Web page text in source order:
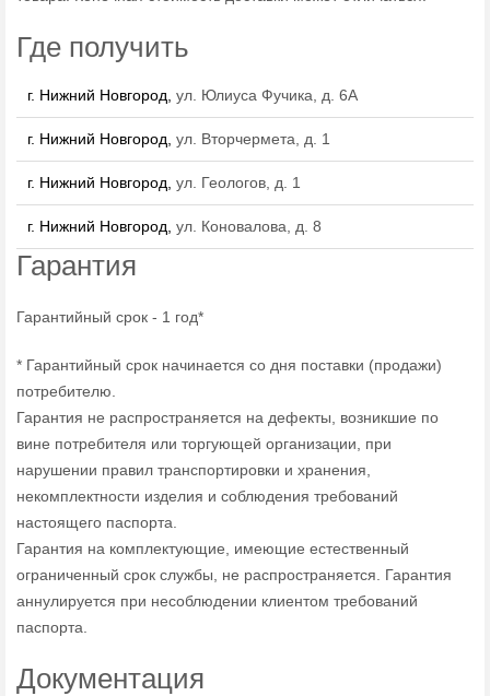
Где получить
г. Нижний Новгород, ул. Юлиуса Фучика, д. 6А
г. Нижний Новгород, ул. Вторчермета, д. 1
г. Нижний Новгород, ул. Геологов, д. 1
г. Нижний Новгород, ул. Коновалова, д. 8
Гарантия
Гарантийный срок - 1 год*
* Гарантийный срок начинается со дня поставки (продажи)
потребителю.
Гарантия не распространяется на дефекты, возникшие по
вине потребителя или торгующей организации, при
нарушении правил транспортировки и хранения,
некомплектности изделия и соблюдения требований
настоящего паспорта.
Гарантия на комплектующие, имеющие естественный
ограниченный срок службы, не распространяется. Гарантия
аннулируется при несоблюдении клиентом требований
паспорта.
Документация